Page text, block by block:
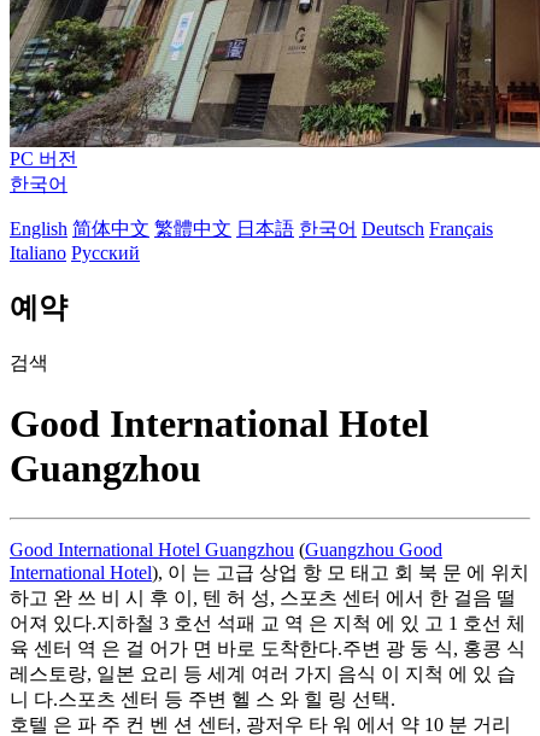
PC 버전
한국어
English 简体中文 繁體中文 日本語 한국어 Deutsch Français
Italiano Русский
예약
검색
Good International Hotel
Guangzhou
Good International Hotel Guangzhou (Guangzhou Good
International Hotel), 이 는 고급 상업 항 모 태고 회 북 문 에 위치
하고 완 쓰 비 시 후 이, 텐 허 성, 스포츠 센터 에서 한 걸음 떨
어져 있다.지하철 3 호선 석패 교 역 은 지척 에 있 고 1 호선 체
육 센터 역 은 걸 어가 면 바로 도착한다.주변 광 둥 식, 홍콩 식
레스토랑, 일본 요리 등 세계 여러 가지 음식 이 지척 에 있 습
니 다.스포츠 센터 등 주변 헬 스 와 힐 링 선택.
호텔 은 파 주 컨 벤 션 센터, 광저우 타 워 에서 약 10 분 거리